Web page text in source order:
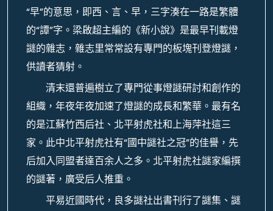
“早”的意思，即西、言、早，三字湊在一路是繁體
的“譚”字。梁啟超主編的《新小說》是最早刊載燈
謎的雜志，雜志里常常設有專門的板塊刊登燈謎，
供讀者猜射。
清末還普遍樹立了專門從事燈謎研討和創作的
組織，年夜年夜加速了燈謎的成長和繁華。最有名
的是江蘇竹西后社、北平射虎社和上海萍社這三
家。此中北平射虎社有“國中謎社之冠”的佳譽，先
后加入同盟者達百余人之多。北平射虎社謎家編撰
的謎著，廣受后人推重。
平易近國時代，良多謎社出書刊行了謎集、謎